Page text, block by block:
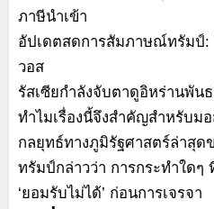
ภาษีนำเข้า
อัปเดตสดการสัมภาษณ์ทรัมป์:
วอส
รัสเซียกำลังจับตาดูอิหร่านพัน
ทำไมเรื่องนี้จึงสำคัญสำหรับม
กลยุทธ์ทางภูมิรัฐศาสตร์ล่าสุด
ทรัมป์กล่าวว่า การกระทำใด
‘ยอมรับไม่ได้’ ก่อนการเจรจา